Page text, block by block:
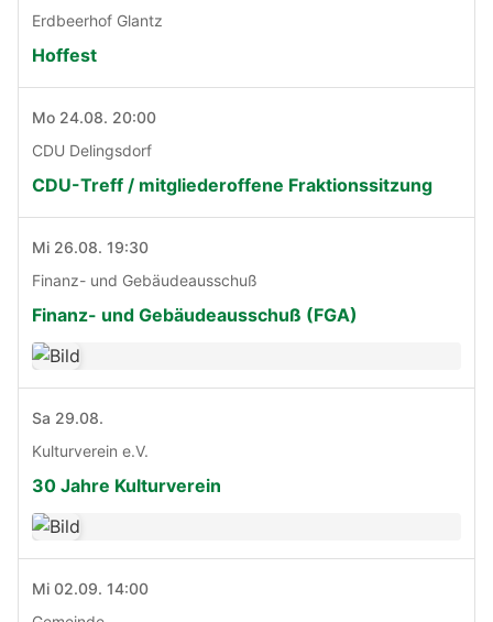
Erdbeerhof Glantz
Hoffest
Mo 24.08. 20:00
CDU Delingsdorf
CDU-Treff / mitgliederoffene Fraktionssitzung
Mi 26.08. 19:30
Finanz- und Gebäudeausschuß
Finanz- und Gebäudeausschuß (FGA)
Sa 29.08.
Kulturverein e.V.
30 Jahre Kulturverein
Mi 02.09. 14:00